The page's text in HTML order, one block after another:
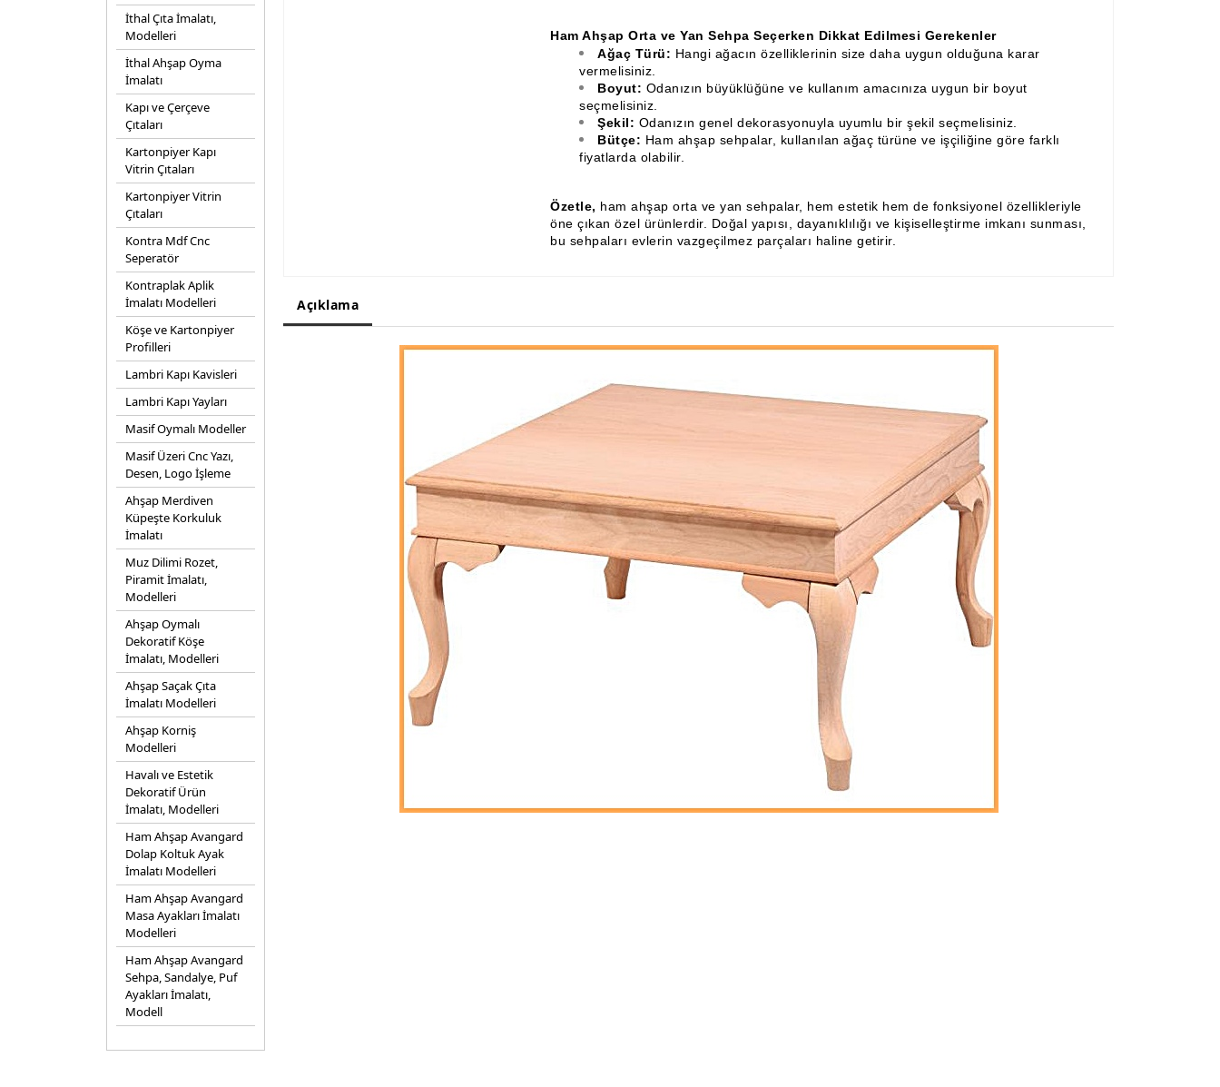
İthal Çıta İmalatı,
Modelleri
İthal Ahşap Oyma
İmalatı
Kapı ve Çerçeve
Çıtaları
Kartonpiyer Kapı
Vitrin Çıtaları
Kartonpiyer Vitrin
Çıtaları
Kontra Mdf Cnc
Seperatör
Kontraplak Aplik
İmalatı Modelleri
Köşe ve Kartonpiyer
Profilleri
Lambri Kapı Kavisleri
Lambri Kapı Yayları
Masif Oymalı Modeller
Masif Üzeri Cnc Yazı,
Desen, Logo İşleme
Ahşap Merdiven
Küpeşte Korkuluk
İmalatı
Muz Dilimi Rozet,
Piramit İmalatı,
Modelleri
Ahşap Oymalı
Dekoratif Köşe
İmalatı, Modelleri
Ahşap Saçak Çıta
İmalatı Modelleri
Ahşap Korniş
Modelleri
Havalı ve Estetik
Dekoratif Ürün
İmalatı, Modelleri
Ham Ahşap Avangard
Dolap Koltuk Ayak
İmalatı Modelleri
Ham Ahşap Avangard
Masa Ayakları İmalatı
Modelleri
Ham Ahşap Avangard
Sehpa, Sandalye, Puf
Ayakları İmalatı,
Modell
Ham Ahşap Orta ve Yan Sehpa Seçerken Dikkat Edilmesi Gerekenler
Ağaç Türü: Hangi ağacın özelliklerinin size daha uygun olduğuna karar
vermelisiniz.
Boyut: Odanızın büyüklüğüne ve kullanım amacınıza uygun bir boyut
seçmelisiniz.
Şekil: Odanızın genel dekorasyonuyla uyumlu bir şekil seçmelisiniz.
Bütçe: Ham ahşap sehpalar, kullanılan ağaç türüne ve işçiliğine göre farklı
fiyatlarda olabilir.
Özetle, ham ahşap orta ve yan sehpalar, hem estetik hem de fonksiyonel özellikleriyle
öne çıkan özel ürünlerdir. Doğal yapısı, dayanıklılığı ve kişiselleştirme imkanı sunması,
bu sehpaları evlerin vazgeçilmez parçaları haline getirir.
Açıklama